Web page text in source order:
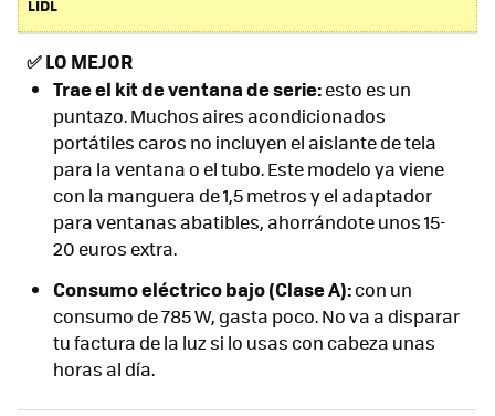
LIDL
✅LO MEJOR
Trae el kit de ventana de serie:esto es un
puntazo. Muchos aires acondicionados
portátiles caros no incluyen el aislante de tela
para la ventana o el tubo. Este modelo ya viene
con la manguera de 1,5 metros y el adaptador
para ventanas abatibles, ahorrándote unos 15-
20 euros extra.
Consumo eléctrico bajo (Clase A):con un
consumo de 785 W, gasta poco. No va a disparar
tu factura de la luz si lo usas con cabeza unas
horas al día.